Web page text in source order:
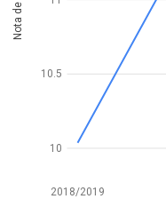
2018/2019
10
10.5
Nota de tall